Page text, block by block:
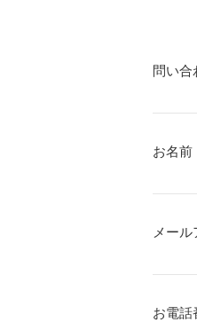
問い合
お名前
メール
お電話